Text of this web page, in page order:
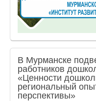
В Мурманске
работников
«Ценности
региональный
перспективы»